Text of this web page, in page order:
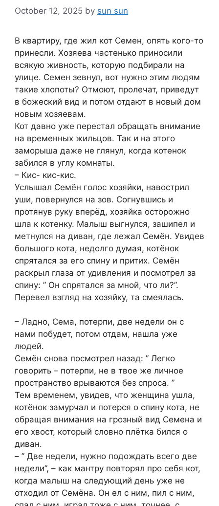
October 12, 2025 by sun sun
В квартиру, где жил кот Семен, опять кого-то
принесли. Хозяева частенько приносили
всякую живность, которую подбирали на
улице. Семен зевнул, вот нужно этим людям
такие хлопоты? Отмоют, пролечат, приведут
в божеский вид и потом отдают в новый дом
новым хозяевам.
Кот давно уже перестал обращать внимание
на временных жильцов. Так и на этого
заморыша даже не глянул, когда котенок
забился в углу комнаты.
– Кис- кис-кис.
Услышал Семён голос хозяйки, навострил
уши, повернулся на зов. Согнувшись и
протянув руку вперёд, хозяйка осторожно
шла к котенку. Малыш выгнулся, зашипел и
метнулся на диван, где лежал Семён. Увидев
большого кота, недолго думая, котёнок
спрятался за его спину и притих. Семён
раскрыл глаза от удивления и посмотрел за
спину: ” Он спрятался за мной, что ли?”.
Перевел взгляд на хозяйку, та смеялась.
– Ладно, Сема, потерпи, две недели он с
нами побудет, потом отдам, нашла уже
людей.
Семён снова посмотрел назад: ” Легко
говорить – потерпи, не в твое же личное
пространство врываются без спроса. ”
Тем временем, увидев, что женщина ушла,
котёнок замурчал и потерся о спину кота, не
обращая внимания на грозный вид Семена и
его хвост, который словно плётка бился о
диван.
– ” Две недели, нужно подождать всего две
недели”, – как мантру повторял про себя кот,
когда малыш на следующий день уже не
отходил от Семёна. Он ел с ним, пил с ним,